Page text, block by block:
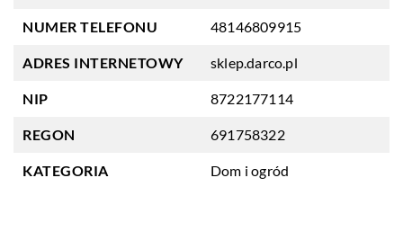
NUMER TELEFONU 48146809915
ADRES INTERNETOWY sklep.darco.pl
NIP 8722177114
REGON 691758322
KATEGORIA Dom i ogród